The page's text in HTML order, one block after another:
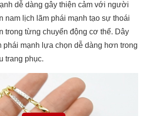
dễ dàng gây thiện cảm với người
nam lịch lãm phái mạnh tạo sự thoái
trong từng chuyển động cơ thể. Dây
phái mạnh lựa chọn dễ dàng hơn trong
trang phục.